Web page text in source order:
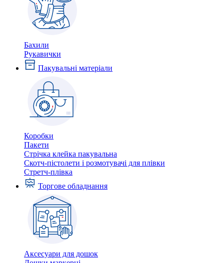
Бахили
Рукавички
Пакувальні матеріали
Коробки
Пакети
Стрічка клейка пакувальна
Скотч-пістолети і розмотувачі для плівки
Стретч-плівка
Торгове обладнання
Аксесуари для дошок